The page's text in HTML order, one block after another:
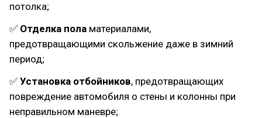
потолка;
✅ Отделка пола материалами,
предотвращающими скольжение даже в зимний
период;
✅ Установка отбойников, предотвращающих
повреждение автомобиля о стены и колонны при
неправильном маневре;